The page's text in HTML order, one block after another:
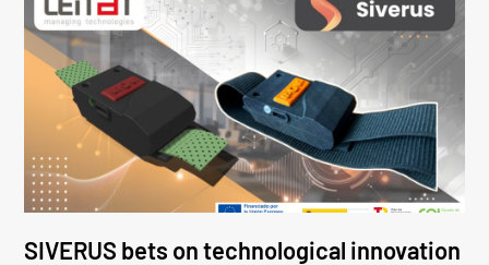
SIVERUS bets on technological innovation